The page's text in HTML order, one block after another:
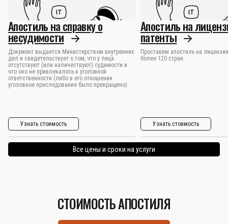
Апостиль на справку о
несудимости
Документ выдается Министерством внутренних
дел и свидетельствует о том, что у лица
отсутствуют (или наличествуют) судимости и
что оно не привлекалось к уголовной
ответственности (либо в его отношении
уголовное преследование было прекращено).
Узнать стоимость
Апостиль на
патенты
Проставим апостиль на
более 120 стран.
Узнать стоимость
Все цены и сроки на услуги
СТОИМОСТЬ АПОСТИЛЯ